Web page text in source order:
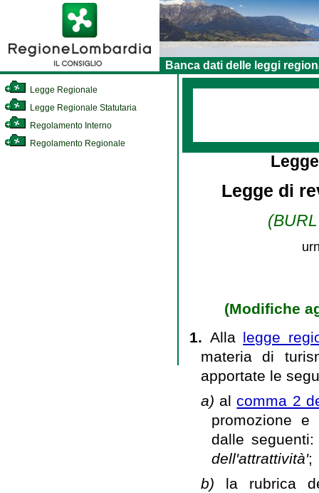
Banca dati delle leggi
Legge Regionale
Legge Regionale Statutaria
Regolamento Interno
Regolamento Regionale
Legge di
(Modifiche
1. Alla legge
materia di
apportate le
a) alcomma 2
promozione e
dalle
dell'attrattività';
b) la rubrica